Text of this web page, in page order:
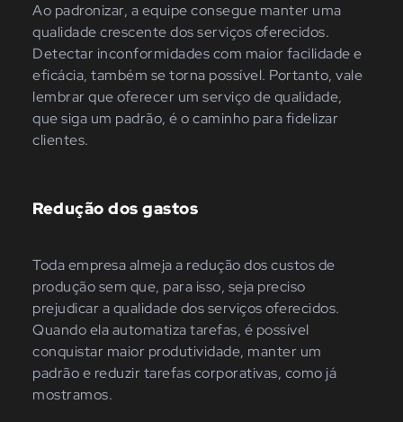
Ao padronizar, a equipe consegue manter uma
qualidade crescente dos serviços oferecidos.
Detectar inconformidades com maior facilidade e
eficácia, também se torna possível. Portanto, vale
lembrar que oferecer um serviço de qualidade,
que siga um padrão, é o caminho para fidelizar
clientes.
Redução dos gastos
Toda empresa almeja a redução dos custos de
produção sem que, para isso, seja preciso
prejudicar a qualidade dos serviços oferecidos.
Quando ela automatiza tarefas, é possível
conquistar maior produtividade, manter um
padrão e reduzir tarefas corporativas, como já
mostramos.